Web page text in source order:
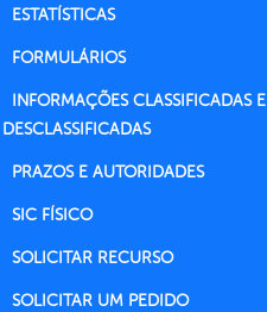
ESTATÍSTICAS
FORMULÁRIOS
INFORMAÇÕES CLASSIFICADAS E
DESCLASSIFICADAS
PRAZOS E AUTORIDADES
SIC FÍSICO
SOLICITAR RECURSO
SOLICITAR UM PEDIDO